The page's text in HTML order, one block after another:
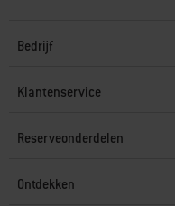
Bedrijf
Klantenservice
Reserveonderdelen
Ontdekken